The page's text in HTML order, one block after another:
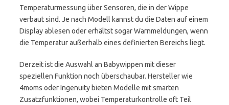
Temperaturmessung über Sensoren, die in der Wippe
verbaut sind. Je nach Modell kannst du die Daten auf einem
Display ablesen oder erhältst sogar Warnmeldungen, wenn
die Temperatur außerhalb eines definierten Bereichs liegt.
Derzeit ist die Auswahl an Babywippen mit dieser
speziellen Funktion noch überschaubar. Hersteller wie
4moms oder Ingenuity bieten Modelle mit smarten
Zusatzfunktionen, wobei Temperaturkontrolle oft Teil